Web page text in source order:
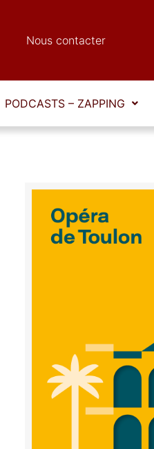
Nous contacter
PODCASTS – ZAPPING